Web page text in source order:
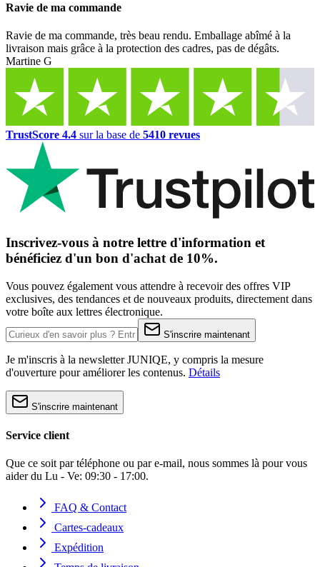
Ravie de ma commande
Ravie de ma commande, très beau rendu. Emballage abîmé à la
livraison mais grâce à la protection des cadres, pas de dégâts.
Martine G
TrustScore 4.4 sur la base de 5410 revues
Inscrivez-vous à notre lettre d'information et
bénéficiez d'un bon d'achat de 10%.
Vous pouvez également vous attendre à recevoir des offres VIP
exclusives, des tendances et de nouveaux produits, directement dans
votre boîte aux lettres électronique.
S'inscrire maintenant
Je m'inscris à la newsletter JUNIQE, y compris la mesure
d'ouverture pour améliorer les contenus. Détails
S'inscrire maintenant
Service client
Que ce soit par téléphone ou par e-mail, nous sommes là pour vous
aider du Lu - Ve: 09:30 - 17:00.
FAQ & Contact
Cartes-cadeaux
Expédition